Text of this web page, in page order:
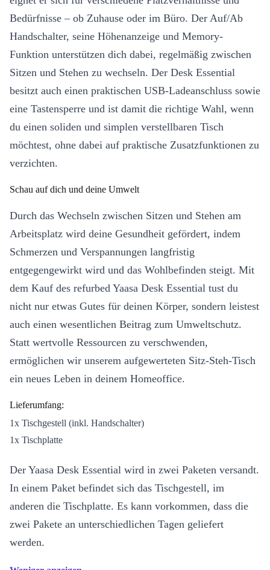
Bedürfnisse – ob Zuhause oder im Büro. Der Auf/Ab
Handschalter, seine Höhenanzeige und Memory-
Funktion unterstützen dich dabei, regelmäßig zwischen
Sitzen und Stehen zu wechseln. Der Desk Essential
besitzt auch einen praktischen USB-Ladeanschluss sowie
eine Tastensperre und ist damit die richtige Wahl, wenn
du einen soliden und simplen verstellbaren Tisch
möchtest, ohne dabei auf praktische Zusatzfunktionen zu
verzichten.
Schau auf dich und deine Umwelt
Durch das Wechseln zwischen Sitzen und Stehen am
Arbeitsplatz wird deine Gesundheit gefördert, indem
Schmerzen und Verspannungen langfristig
entgegengewirkt wird und das Wohlbefinden steigt. Mit
dem Kauf des refurbed Yaasa Desk Essential tust du
nicht nur etwas Gutes für deinen Körper, sondern leistest
auch einen wesentlichen Beitrag zum Umweltschutz.
Statt wertvolle Ressourcen zu verschwenden,
ermöglichen wir unserem aufgewerteten Sitz-Steh-Tisch
ein neues Leben in deinem Homeoffice.
Lieferumfang:
1x Tischgestell (inkl. Handschalter)
1x Tischplatte
Der Yaasa Desk Essential wird in zwei Paketen versandt.
In einem Paket befindet sich das Tischgestell, im
anderen die Tischplatte. Es kann vorkommen, dass die
zwei Pakete an unterschiedlichen Tagen geliefert
werden.